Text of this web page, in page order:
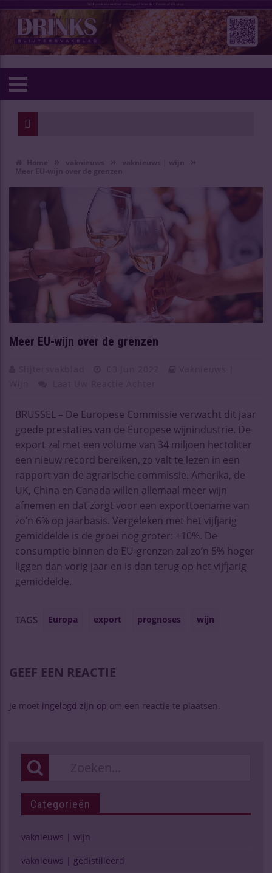
Meer EU-wijn over de grenzen
BRUSSEL – De Europese Commissie verwacht dit jaar
goede prestaties van de Europese wijnindustrie. De
export zal met een volume van 34 miljoen hectoliter
een nieuw record bereiken, zo valt te lezen in een
rapport van de agrarische commissie. Amerika, de
UK, China en Canada willen allemaal meer wijn
afnemen en dat zorgt voor een exporttoename van
zo’n 6% op jaarbasis. Vergeleken met het vijfjarig
gemiddelde is de groei nog groter: +10%. De
consumptie binnen de EU-grenzen zal zo’n 5% hoger
liggen dan vorig jaar en is dan terug op het vijfjarig
gemiddelde.
TAGS Europa export prognoses wijn
GEEF EEN REACTIE
Je moet ingelogd zijn op om een reactie te plaatsen.
Categorieën
vaknieuws | wijn
vaknieuws | gedistilleerd